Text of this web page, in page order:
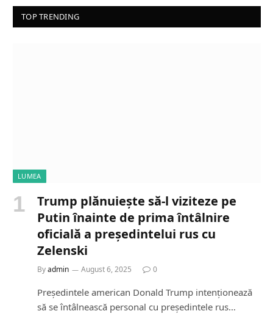
TOP TRENDING
LUMEA
Trump plănuiește să-l viziteze pe
Putin înainte de prima întâlnire
oficială a președintelui rus cu
Zelenski
Byadmin August 6, 2025 0
Președintele american Donald Trump intenționează
să se întâlnească personal cu președintele rus…